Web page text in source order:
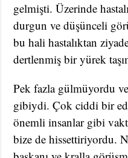
gelmişti. Üzerinde
durgun ve düşünceli
bu hali hastalıktan
dertlenmiş bir yürek
Pek fazla gülmüyordu
gibiydi. Çok ciddi bir
önemli insanlar gibi
bize de hissettiriyordu.